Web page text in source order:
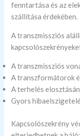
fenntartása és az
szállítása érdekében.
A transzmissziós
A transzmissziós
A transzformátorok
A terhelés
Gyors
Kapcsolószekrény